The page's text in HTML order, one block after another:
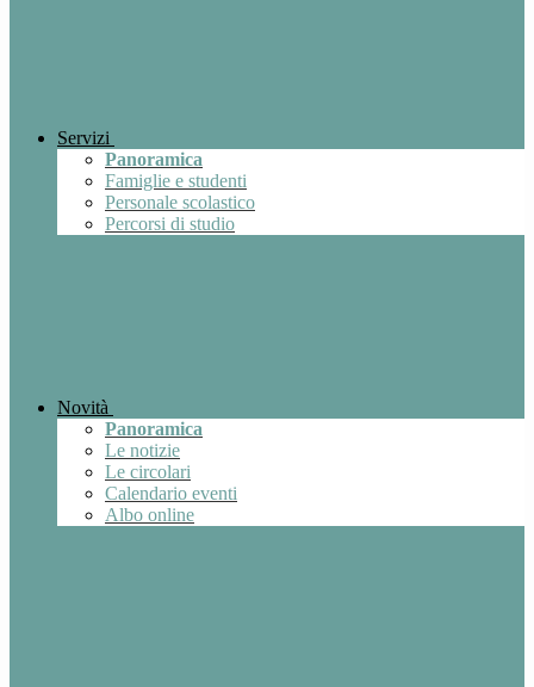
Servizi
Panoramica
Famiglie e studenti
Personale scolastico
Percorsi di studio
Novità
Panoramica
Le notizie
Le circolari
Calendario eventi
Albo online